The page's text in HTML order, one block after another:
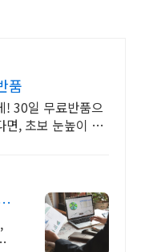
품
! 30일 무료반품으
면, 초보 눈높이 책